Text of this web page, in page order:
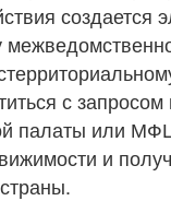
создается
с
палаты или
и